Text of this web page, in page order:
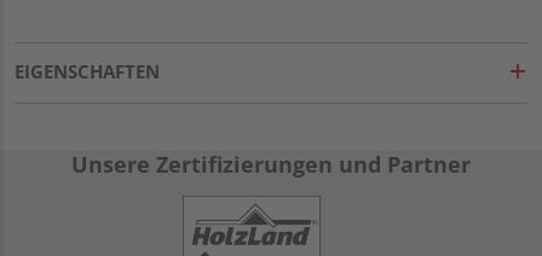
EIGENSCHAFTEN
Unsere Zertifizierungen und Partner